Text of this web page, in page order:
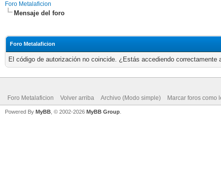
Foro Metalaficion
Mensaje del foro
Foro Metalaficion
El código de autorización no coincide. ¿Estás accediendo
Foro Metalaficion Volver arriba Archivo (Modo simple) Marcar foros como
Powered By MyBB , © 2002-2026 MyBB Group